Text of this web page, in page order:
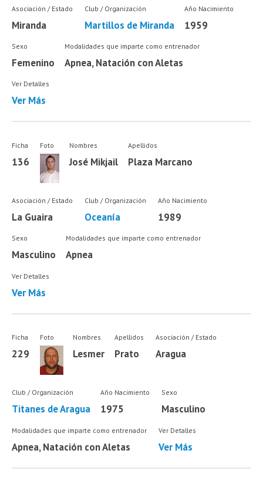
Asociación / Estado
Miranda
Club / Organización
Martillos de Miranda
Año Nacimiento
1959
Sexo
Femenino
Modalidades que imparte como entrenador
Apnea, Natación con Aletas
Ver Detalles
Ver Más
Ficha
136
Foto Nombres
José Mikjail
Apellidos
Plaza Marcano
Asociación / Estado
La Guaira
Club / Organización
Oceanía
Año Nacimiento
1989
Sexo
Masculino
Modalidades que imparte como entrenador
Apnea
Ver Detalles
Ver Más
Ficha
229
Foto Nombres
Lesmer
Apellidos
Prato
Asociación / Estado
Aragua
Club / Organización
Titanes de Aragua
Año Nacimiento
1975
Sexo
Masculino
Modalidades que imparte como entrenador
Apnea, Natación con Aletas
Ver Detalles
Ver Más